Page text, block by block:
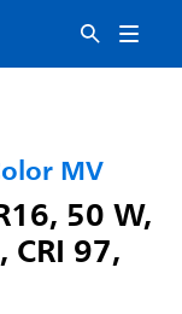
MV
50 W,
97,